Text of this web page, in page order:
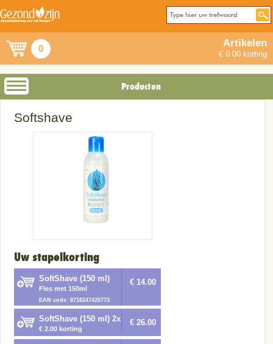
0 Artikelen
€ 0.00 korting
Producten
Softshave
Uw stapelkorting
SoftShave (150 ml)
Fles met 150ml
EAN code: 8718247420773
€ 14.00
SoftShave (150 ml) 2x
€ 2.00 korting
€ 26.00